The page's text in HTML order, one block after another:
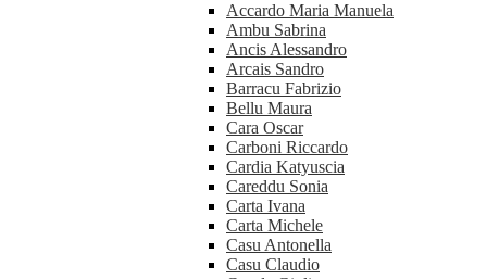
Accardo Maria Manuela
Ambu Sabrina
Ancis Alessandro
Arcais Sandro
Barracu Fabrizio
Bellu Maura
Cara Oscar
Carboni Riccardo
Cardia Katyuscia
Careddu Sonia
Carta Ivana
Carta Michele
Casu Antonella
Casu Claudio